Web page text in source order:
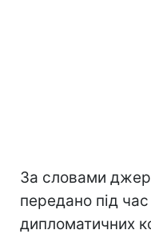
За словами
передано під
дипломатичних